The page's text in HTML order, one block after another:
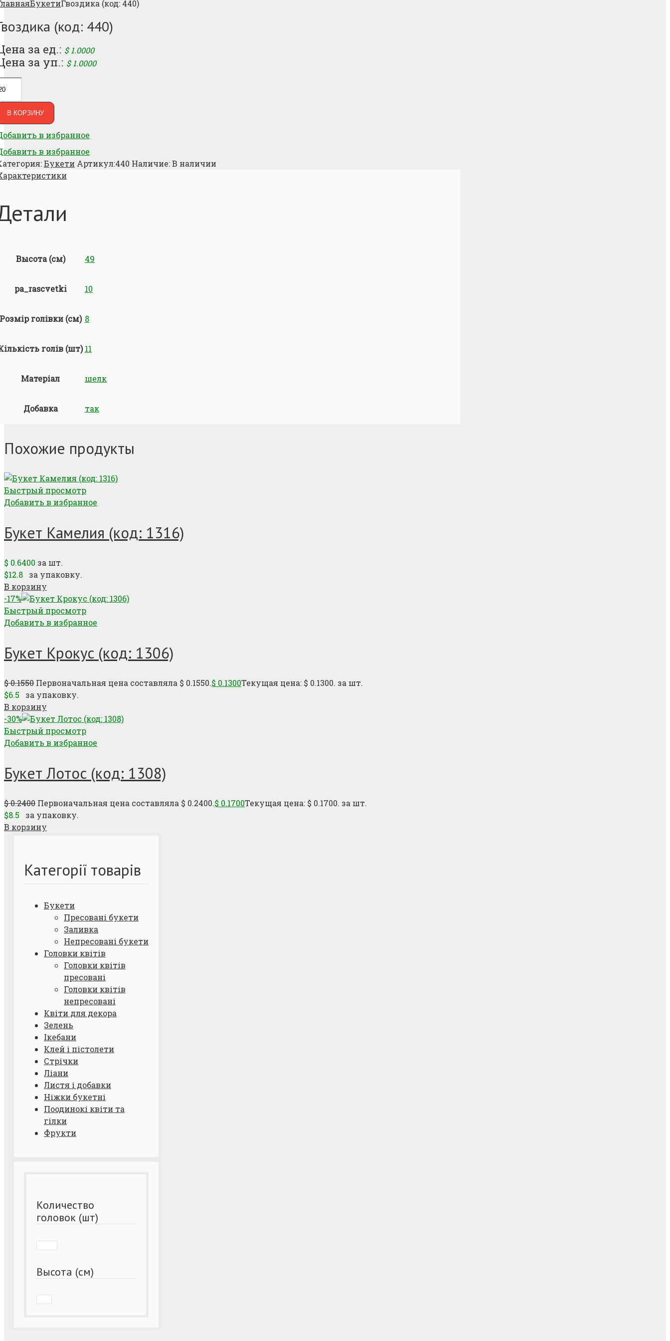
БукетиГвоздика (код: 440)
(код: 440)
за ед.: $1.0000
за уп.: $1.0000
В КОРЗИНУ
в избранное
в избранное
Букети Артикул:440 Наличие:В наличии
Высота (см) 49
pa_rascvetki 10
голівки (см) 8
голів (шт) 11
Матеріал шелк
Добавка так
Похожие продукты
Быстрый просмотр
Добавить в избранное
Букет Камелия (код: 1316)
$ 0.6400 за шт.
$12.8
за упаковку.
В корзину
-17%
Быстрый просмотр
Добавить в избранное
Букет Крокус (код: 1306)
$0.1550 Первоначальная цена составляла $ 0.1550.$ 0.1300Текущая цена: $ 0.1300. за шт.
$6.5
за упаковку.
В корзину
-30%
Быстрый просмотр
Добавить в избранное
Букет Лотос (код: 1308)
$0.2400 Первоначальная цена составляла $ 0.2400.$ 0.1700Текущая цена: $ 0.1700. за шт.
$8.5
за упаковку.
В корзину
Категорії товарів
Букети
Пресовані букети
Заливка
Непресовані букети
Головки квітів
Головки квітів
пресовані
Головки квітів
непресовані
Квіти для декора
Зелень
Ікебани
Клей і пістолети
Стрічки
Ліани
Листя і добавки
Ніжки букетні
Поодинокі квіти та
гілки
Фрукти
Количество
головок (шт)
Высота (см)